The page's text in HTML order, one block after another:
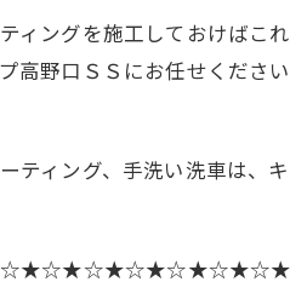
ィングを施工しておけばこ
高野口ＳＳにお任せください
ティング、手洗い洗車は、